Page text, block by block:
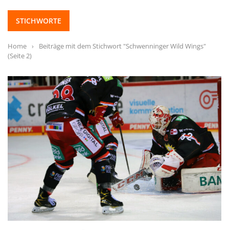
STICHWORTE
Home ›
Beiträge mit dem Stichwort "Schwenninger Wild Wings"
(Seite 2)